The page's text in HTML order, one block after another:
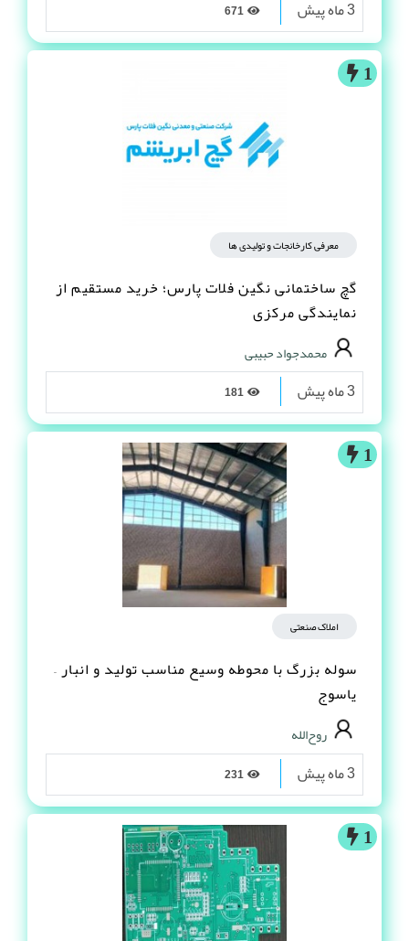
3 ماه پیش
1
معرفی کارخانجات و تولیدی ها
گچ ساختمانی نگین فلات پارس؛ خرید مستقیم از
نمایندگی مرکزی
محمدجواد حبیبی
3 ماه پیش
1
املاک صنعتی
سوله بزرگ با محوطه وسیع مناسب تولید و انبار –
یاسوج
روح‌الله
3 ماه پیش
1